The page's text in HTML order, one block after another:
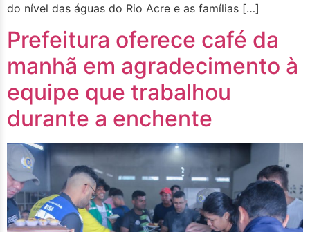
do nível das águas do Rio Acre e as famílias […]
Prefeitura oferece café da
manhã em agradecimento à
equipe que trabalhou
durante a enchente